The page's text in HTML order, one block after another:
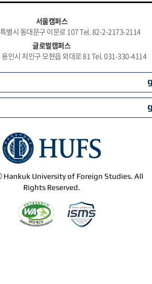
서울캠퍼스
별시 동대문구 이문로 107 Tel. 82-2-2173-2114
글로벌캠퍼스
인시 처인구 모현읍 외대로 81 Tel. 031-330-4114
University of Foreign Studies. All
Rights Reserved.